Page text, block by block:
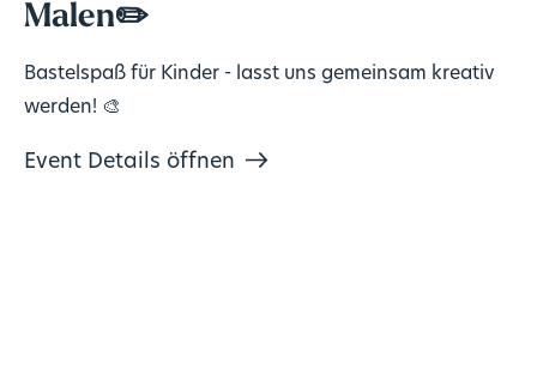
Malen✏️
Bastelspaß für Kinder - lasst uns gemeinsam kreativ
werden! 🎨
Event Details öffnen